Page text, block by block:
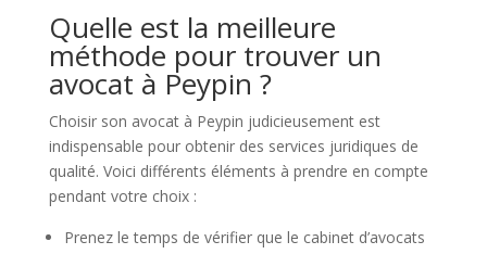
Quelle est la meilleure
méthode pour trouver un
avocat à Peypin ?
Choisir son avocat à Peypin judicieusement est
indispensable pour obtenir des services juridiques de
qualité. Voici différents éléments à prendre en compte
pendant votre choix :
Prenez le temps de vérifier que le cabinet d’avocats